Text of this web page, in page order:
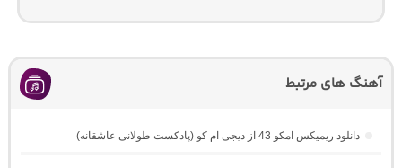
آهنگ های مرتبط
دانلود ریمیکس امکو 43 از دیجی ام کو (پادکست طولانی عاشقانه)